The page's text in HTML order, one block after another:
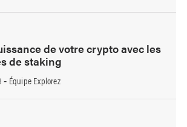
de votre crypto avec les
de staking
- Équipe Explorez